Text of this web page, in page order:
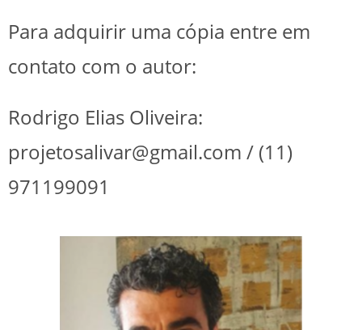
Para adquirir uma cópia entre em
contato com o autor:
Rodrigo Elias Oliveira:
projetosalivar@gmail.com / (11)
971199091